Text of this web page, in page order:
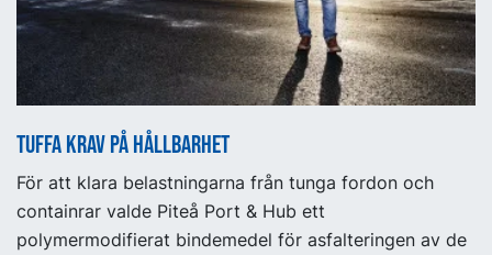
Tuffa krav på hållbarhet
För att klara belastningarna från tunga fordon och
containrar valde Piteå Port & Hub ett
polymermodifierat bindemedel för asfalteringen av de